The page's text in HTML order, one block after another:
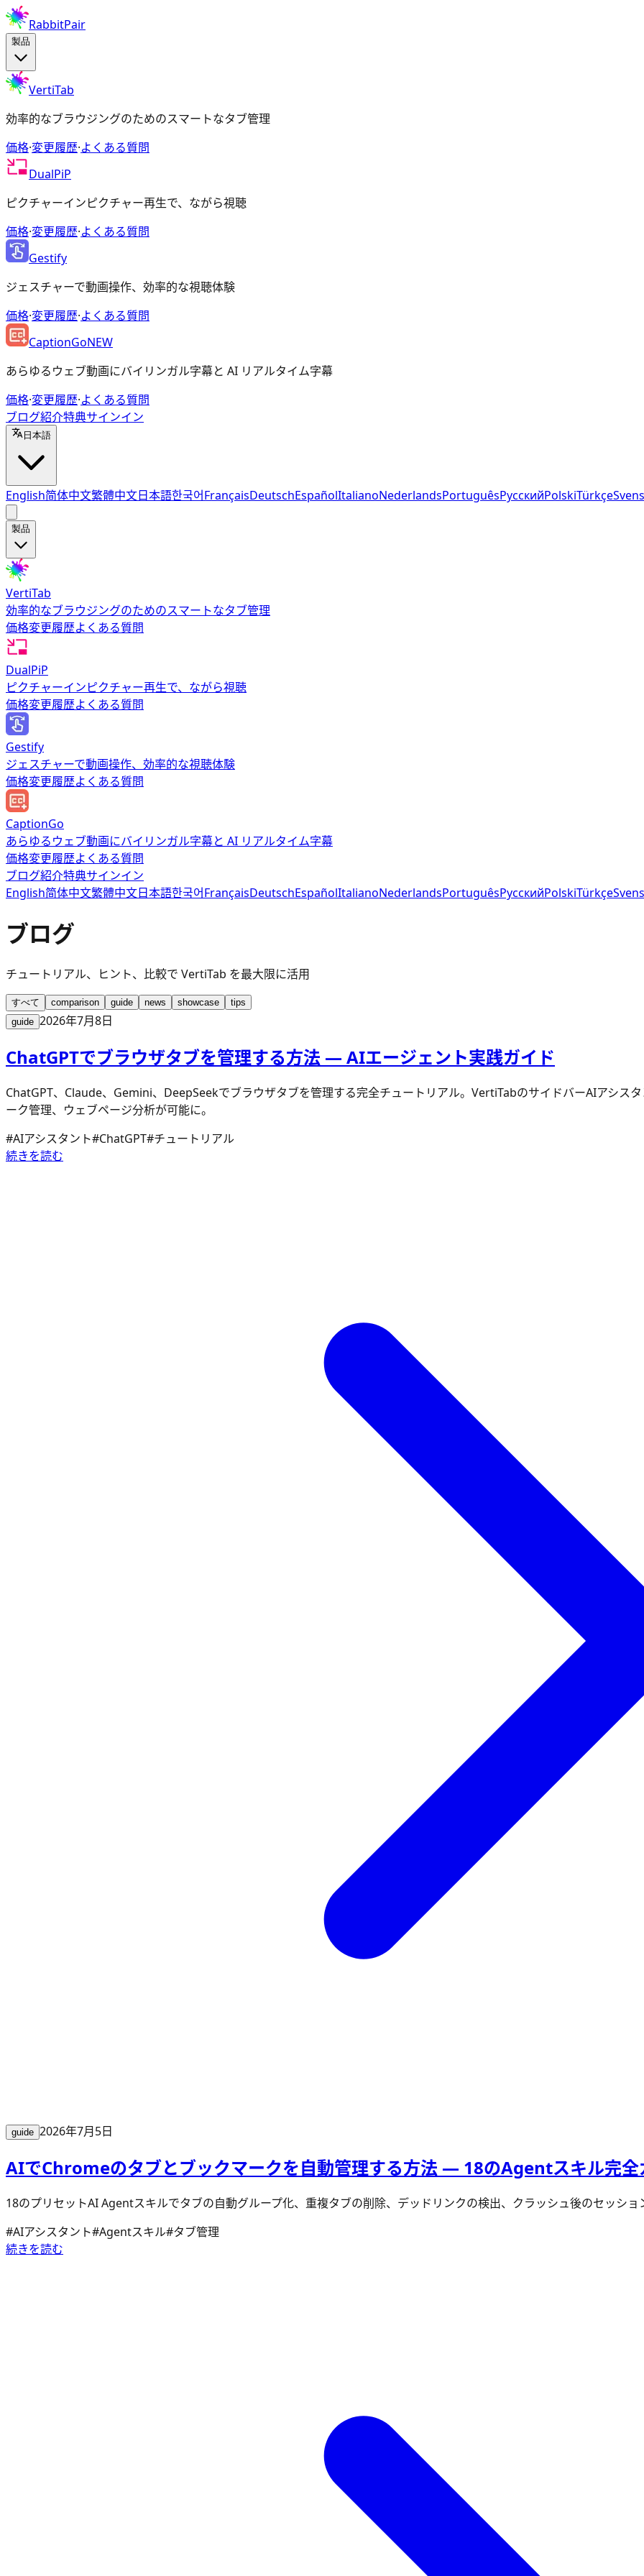
RabbitPair
製品
VertiTab
効率的なブラウジングのためのスマートなタブ管理
価格·変更履歴·よくある質問
DualPiP
ピクチャーインピクチャー再生で、ながら視聴
価格·変更履歴·よくある質問
Gestify
ジェスチャーで動画操作、効率的な視聴体験
価格·変更履歴·よくある質問
CaptionGoNEW
あらゆるウェブ動画にバイリンガル字幕と AI リアルタイム字幕
価格·変更履歴·よくある質問
ブログ紹介特典サインイン
日本語
English简体中文繁體中文日本語한국어FrançaisDeutschEspañolItalianoNederlandsPortuguêsРусскийPolskiTürkçe
製品
VertiTab
効率的なブラウジングのためのスマートなタブ管理
価格変更履歴よくある質問
DualPiP
ピクチャーインピクチャー再生で、ながら視聴
価格変更履歴よくある質問
Gestify
ジェスチャーで動画操作、効率的な視聴体験
価格変更履歴よくある質問
CaptionGo
あらゆるウェブ動画にバイリンガル字幕と AI リアルタイム字幕
価格変更履歴よくある質問
ブログ紹介特典サインイン
English简体中文繁體中文日本語한국어FrançaisDeutschEspañolItalianoNederlandsPortuguêsРусскийPolskiTürkçe
ブログ
チュートリアル、ヒント、比較で VertiTab を最大限に活用
すべて comparison guide news showcase
tips
guide 2026年7月8日
ChatGPTでブラウザタブを管理する方法 — AIエージェント実践ガイド
ChatGPT、Claude、Gemini、DeepSeekでブラウザタブを管理する完全チュートリアル。VertiTabのサイドバーAIアシス
ーク管理、ウェブページ分析が可能に。
#AIアシスタント#ChatGPT#チュートリアル
続きを読む
guide 2026年7月5日
AIでChromeのタブとブックマークを自動管理する方法 — 18のAgentスキル完全
18のプリセットAI Agentスキルでタブの自動グループ化、重複タブの削除、デッドリンクの検出、クラッシュ後のセッショ
#AIアシスタント#Agentスキル#タブ管理
続きを読む